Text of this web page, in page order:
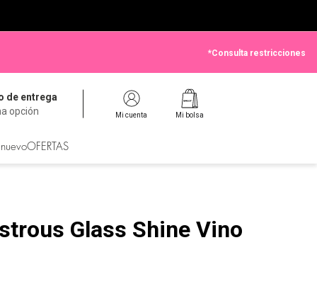
*Consulta restricciones
de entrega
opción
Mi cuenta Mi bolsa
OFERTAS
Glass Shine Vino